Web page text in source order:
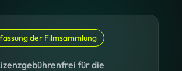
der Filmsammlung
für die